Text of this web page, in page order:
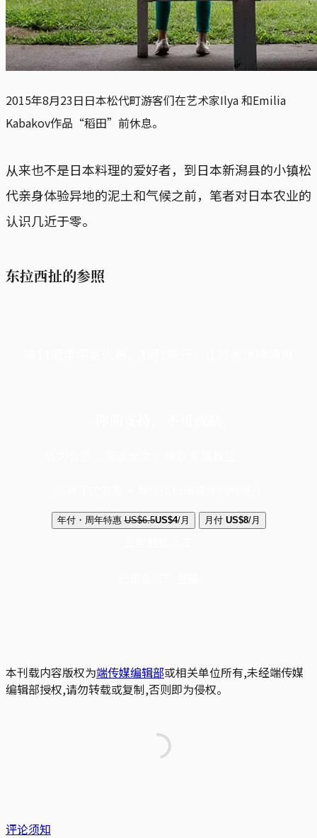
2015年8月23日日本松代町游客们在艺术家Ilya 和Emilia
Kabakov作品“稻田”前休息。
从来也不是日本料理的爱好者，到日本新潟县的小镇松
代亲身体验异地的泥土和气候之前，笔者对日本农业的
认识几近于零。
东拉西扯的参照
年付・周年特惠 US$6.5US$4/月 月付 US$8/月
本刊载内容版权为端传媒编辑部或相关单位所有,未经端传媒
编辑部授权,请勿转载或复制,否则即为侵权。
评论须知